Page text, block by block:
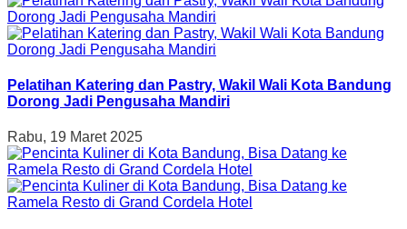
Pelatihan Katering dan Pastry, Wakil Wali Kota Bandung
Dorong Jadi Pengusaha Mandiri
Rabu, 19 Maret 2025